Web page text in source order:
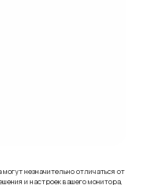
незначительно отличаться от
и настроек вашего монитора,